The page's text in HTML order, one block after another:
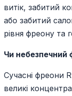
витік, забитий
або забитий
рівня фреону та
Чи небезпечний
Сучасні фреони
великі